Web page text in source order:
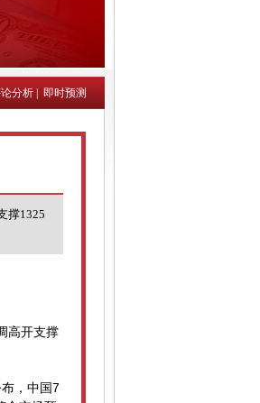
分析 即时预测
撑1325
高开支撑
，中国 7